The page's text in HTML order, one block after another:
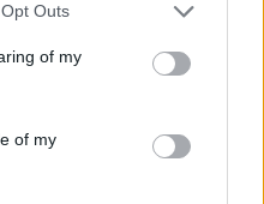
Outs
of my
of my
di Commercio per superare